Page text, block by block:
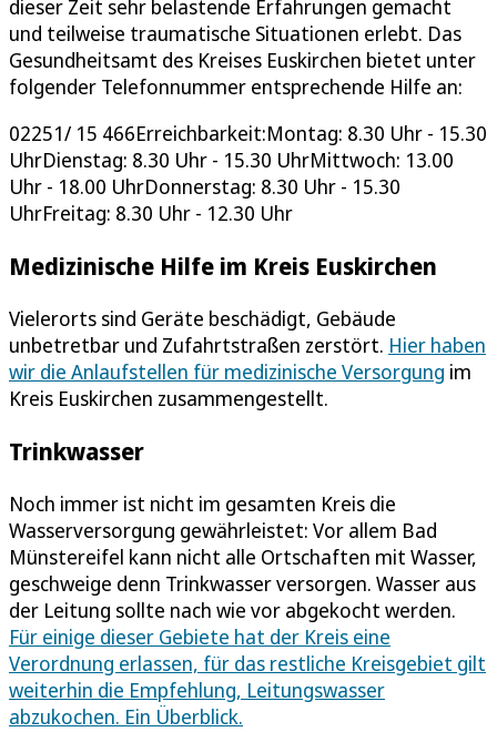
dieser Zeit sehr belastende Erfahrungen gemacht
und teilweise traumatische Situationen erlebt. Das
Gesundheitsamt des Kreises Euskirchen bietet unter
folgender Telefonnummer entsprechende Hilfe an:
02251/ 15 466Erreichbarkeit:Montag: 8.30 Uhr - 15.30
UhrDienstag: 8.30 Uhr - 15.30 UhrMittwoch: 13.00
Uhr - 18.00 UhrDonnerstag: 8.30 Uhr - 15.30
UhrFreitag: 8.30 Uhr - 12.30 Uhr
Medizinische Hilfe im Kreis Euskirchen
Vielerorts sind Geräte beschädigt, Gebäude
unbetretbar und Zufahrtstraßen zerstört. Hier haben
wir die Anlaufstellen für medizinische Versorgung im
Kreis Euskirchen zusammengestellt.
Trinkwasser
Noch immer ist nicht im gesamten Kreis die
Wasserversorgung gewährleistet: Vor allem Bad
Münstereifel kann nicht alle Ortschaften mit Wasser,
geschweige denn Trinkwasser versorgen. Wasser aus
der Leitung sollte nach wie vor abgekocht werden.
Für einige dieser Gebiete hat der Kreis eine
Verordnung erlassen, für das restliche Kreisgebiet gilt
weiterhin die Empfehlung, Leitungswasser
abzukochen. Ein Überblick.